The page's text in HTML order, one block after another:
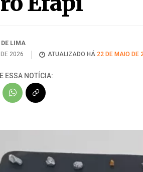
LIMA
2026
ATUALIZADO HÁ 22 DE MAIO DE
ESSA NOTÍCIA: